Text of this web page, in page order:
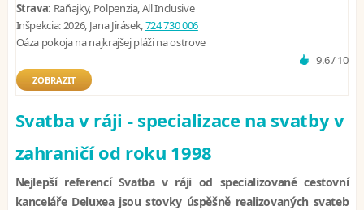
Strava: Raňajky, Polpenzia, All Inclusive
Inšpekcia:2026, Jana Jirásek,724 730 006
Oáza pokoja na najkrajšej pláži na ostrove
9.6 / 10
ZOBRAZIT
Svatba v ráji - specializace na svatby v
zahraničí od roku 1998
Nejlepší referencí Svatba v ráji od specializované cestovní
kanceláře Deluxea jsou stovky úspěšně realizovaných svateb